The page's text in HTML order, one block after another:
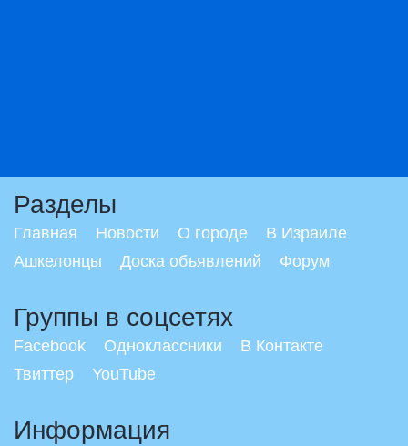
Разделы
Главная Новости О городе
В Израиле
Ашкелонцы
Доска объявлений Форум
Группы в соцсетях
Facebook Одноклассники
В Контакте
Твиттер
YouTube
Информация